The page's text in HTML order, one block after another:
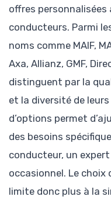
offres personnalisées
conducteurs. Parmi
noms comme MAIF,
Axa, Allianz, GMF,
distinguent par la
et la diversité de
d’options permet
des besoins
conducteur, un
occasionnel. Le choix
limite donc plus à la